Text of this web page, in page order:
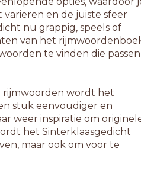
en de juiste sfeer
nu grappig, speels of
van het
te vinden die passen
rijmwoorden wordt het
stuk eenvoudiger en
weer inspiratie om
het Sinterklaasgedicht
maar ook om voor te